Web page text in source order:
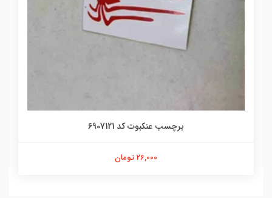
برچسب عنکبوت کد 6907121
26,000 تومان